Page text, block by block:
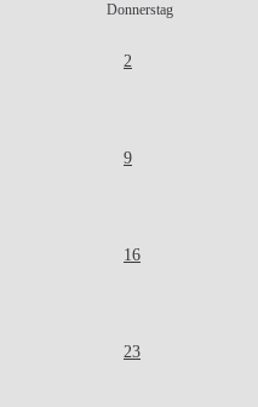
Donnerstag
2
9
16
23